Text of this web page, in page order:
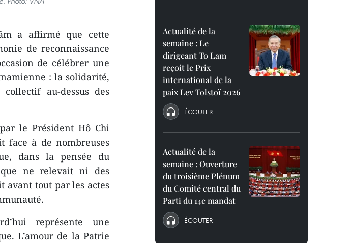
a affirmé que cette
de reconnaissance
de célébrer une
: la solidarité,
au-dessus des
le Président Hô Chi
face à de nombreuses
dans la pensée du
ne relevait ni des
avant tout par les actes
représente une
L’amour de la Patrie
Actualité de la
semaine : Le
dirigeant To Lam
reçoit le Prix
international de la
paix Lev Tolstoï 2026
ÉCOUTER
Actualité de la
semaine : Ouverture
du troisième Plénum
du Comité central du
Parti du 14e mandat
ÉCOUTER